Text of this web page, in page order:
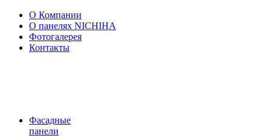
О Компании
О панелях NICHIHA
Фотогалерея
Контакты
Фасадные
панели